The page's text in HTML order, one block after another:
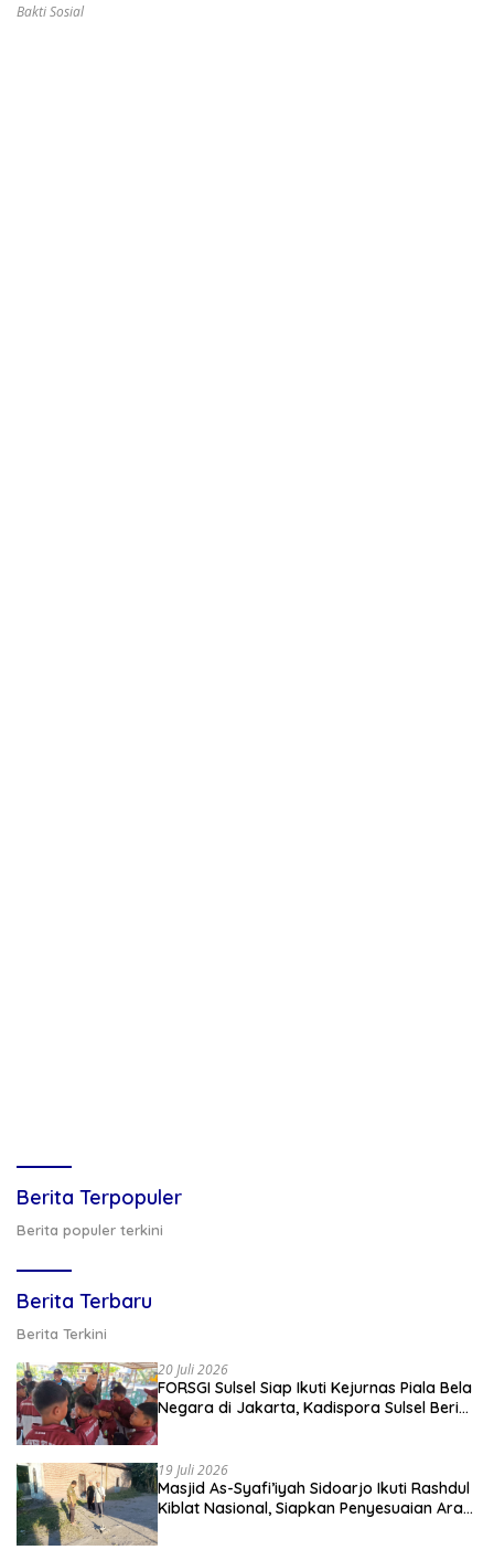
Bakti Sosial
Berita Terpopuler
Berita populer terkini
Berita Terbaru
Berita Terkini
20 Juli 2026
FORSGI Sulsel Siap Ikuti Kejurnas Piala Bela
Negara di Jakarta, Kadispora Sulsel Beri
19 Juli 2026
Masjid As-Syafi’iyah Sidoarjo Ikuti Rashdul
Kiblat Nasional, Siapkan Penyesuaian Arah